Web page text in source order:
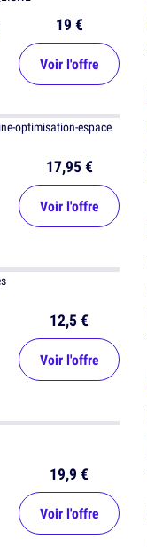
19 €
Voir l'offre
17,95 €
Voir l'offre
12,5 €
Voir l'offre
19,9 €
Voir l'offre